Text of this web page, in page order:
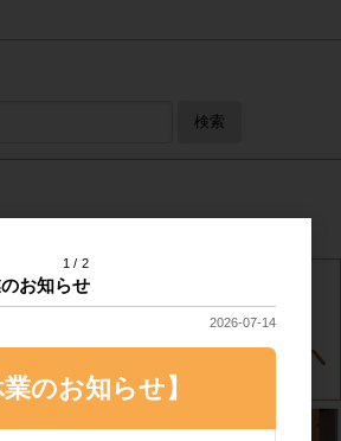
検索
1 2
お知らせ
2026-07-14
業のお知らせ】